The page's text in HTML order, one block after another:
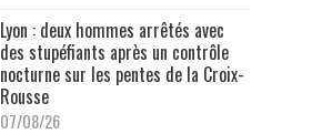
Lyon : deux hommes arrêtés avec
des stupéfiants après un contrôle
nocturne sur les pentes de la Croix-
Rousse
07/08/26